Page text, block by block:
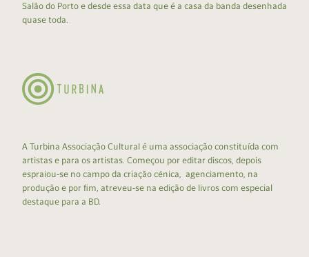
Salão do Porto e desde essa data que é a casa da banda desenhada
quase toda.
A Turbina Associação Cultural é uma associação constituída com
artistas e para os artistas. Começou por editar discos, depois
espraiou-se no campo da criação cénica, agenciamento, na
produção e por fim, atreveu-se na edição de livros com especial
destaque para a BD.